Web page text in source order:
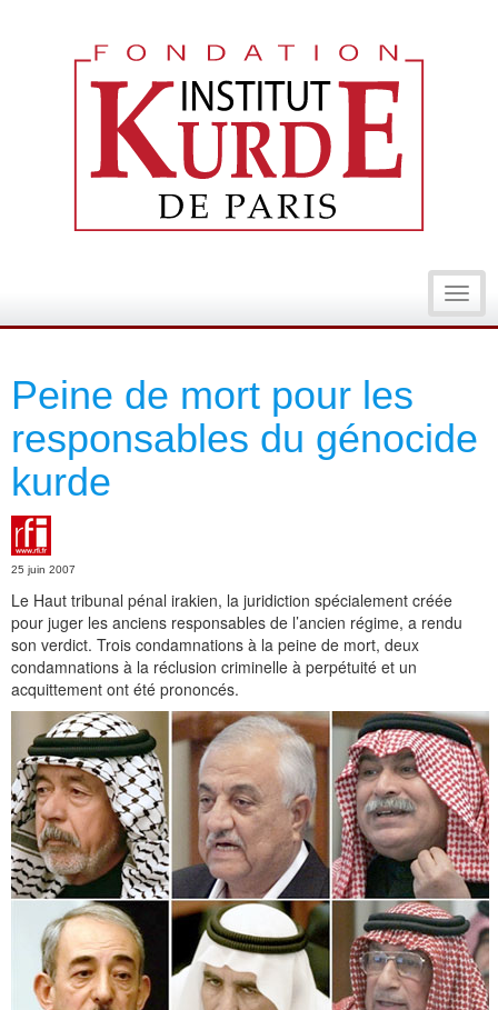
Peine de mort pour les
responsables du génocide
kurde
25 juin 2007
Le Haut tribunal pénal irakien, la juridiction spécialement créée
pour juger les anciens responsables de l’ancien régime, a rendu
son verdict. Trois condamnations à la peine de mort, deux
condamnations à la réclusion criminelle à perpétuité et un
acquittement ont été prononcés.